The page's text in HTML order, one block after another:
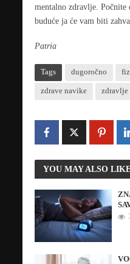
mentalno zdravlje.
buduće ja će vam biti
Patria
Tags dugoročno
zdrave navike zdravlje
YOU MAY ALSO